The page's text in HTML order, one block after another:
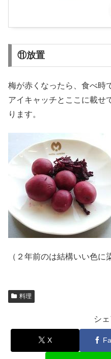
⑪放置
梅が赤くなったら、食べ時
アイキャッチとここに載せ
ります。
（２年前のは結構いい色に
料理
シ
X